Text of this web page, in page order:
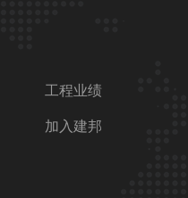
工程业绩
加入建邦